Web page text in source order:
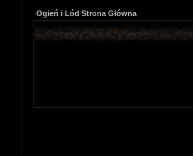
Ogień i Lód Strona Główna